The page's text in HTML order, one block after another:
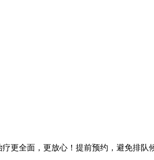
托，小心受骗！
更全面，更放心！提前预约，避免排队